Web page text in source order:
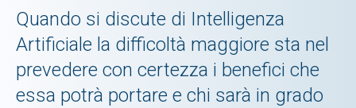
Quando si discute di Intelligenza
Artificiale la difficoltà maggiore sta nel
prevedere con certezza i benefici che
essa potrà portare e chi sarà in grado